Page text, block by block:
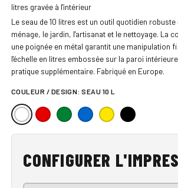
litres gravée à l'intérieur
Le seau de 10 litres est un outil quotidien
ménage, le jardin, l'artisanat et le nettoyage. La
une poignée en métal garantit une manipulation
l'échelle en litres embossée sur la paroi
pratique supplémentaire. Fabriqué en Europe.
COULEUR / DESIGN:SEAU 10 L
CONFIGURER